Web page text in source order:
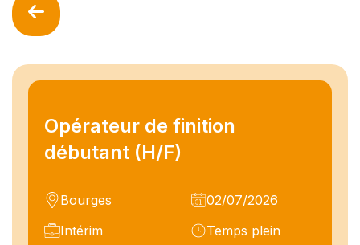
Opérateur de finition
débutant (H/F)
Bourges
02/07/2026
Intérim
Temps plein